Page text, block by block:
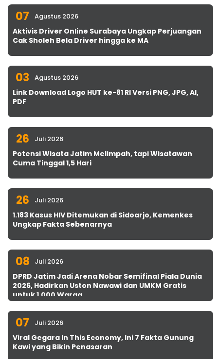
07 Agustus 2026
Aktivis Driver Online Surabaya Ungkap Perjuangan
Cak Sholeh Bela Driver hingga ke MA
03 Agustus 2026
Link Download Logo HUT ke-81 RI Versi PNG, JPG, AI,
PDF
26 Juli 2026
Potensi Wisata Jatim Melimpah, tapi Wisatawan
Cuma Tinggal 1,5 Hari
26 Juli 2026
1.183 Kasus HIV Ditemukan di Sidoarjo, Kemenkes
Ungkap Fakta Sebenarnya
08 Juli 2026
DPRD Jatim Jadi Arena Nobar Semifinal Piala Dunia
2026, Hadirkan Uston Nawawi dan UMKM Gratis
untuk 1.000 Warga
07 Juli 2026
Viral Gegara In This Economy, Ini 7 Fakta Gunung
Kawi yang Bikin Penasaran